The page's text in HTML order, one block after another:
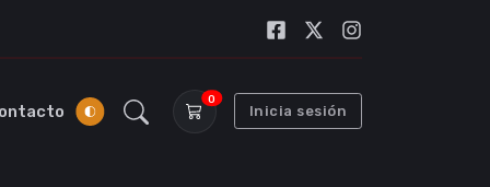
0
Inicia sesión